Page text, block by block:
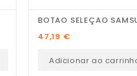
Preço
47,19 €
Adicionar ao